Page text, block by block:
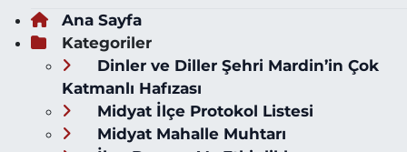
Ana Sayfa
Kategoriler
Dinler ve Diller Şehri Mardin’in Çok
Katmanlı Hafızası
Midyat İlçe Protokol Listesi
Midyat Mahalle Muhtarı